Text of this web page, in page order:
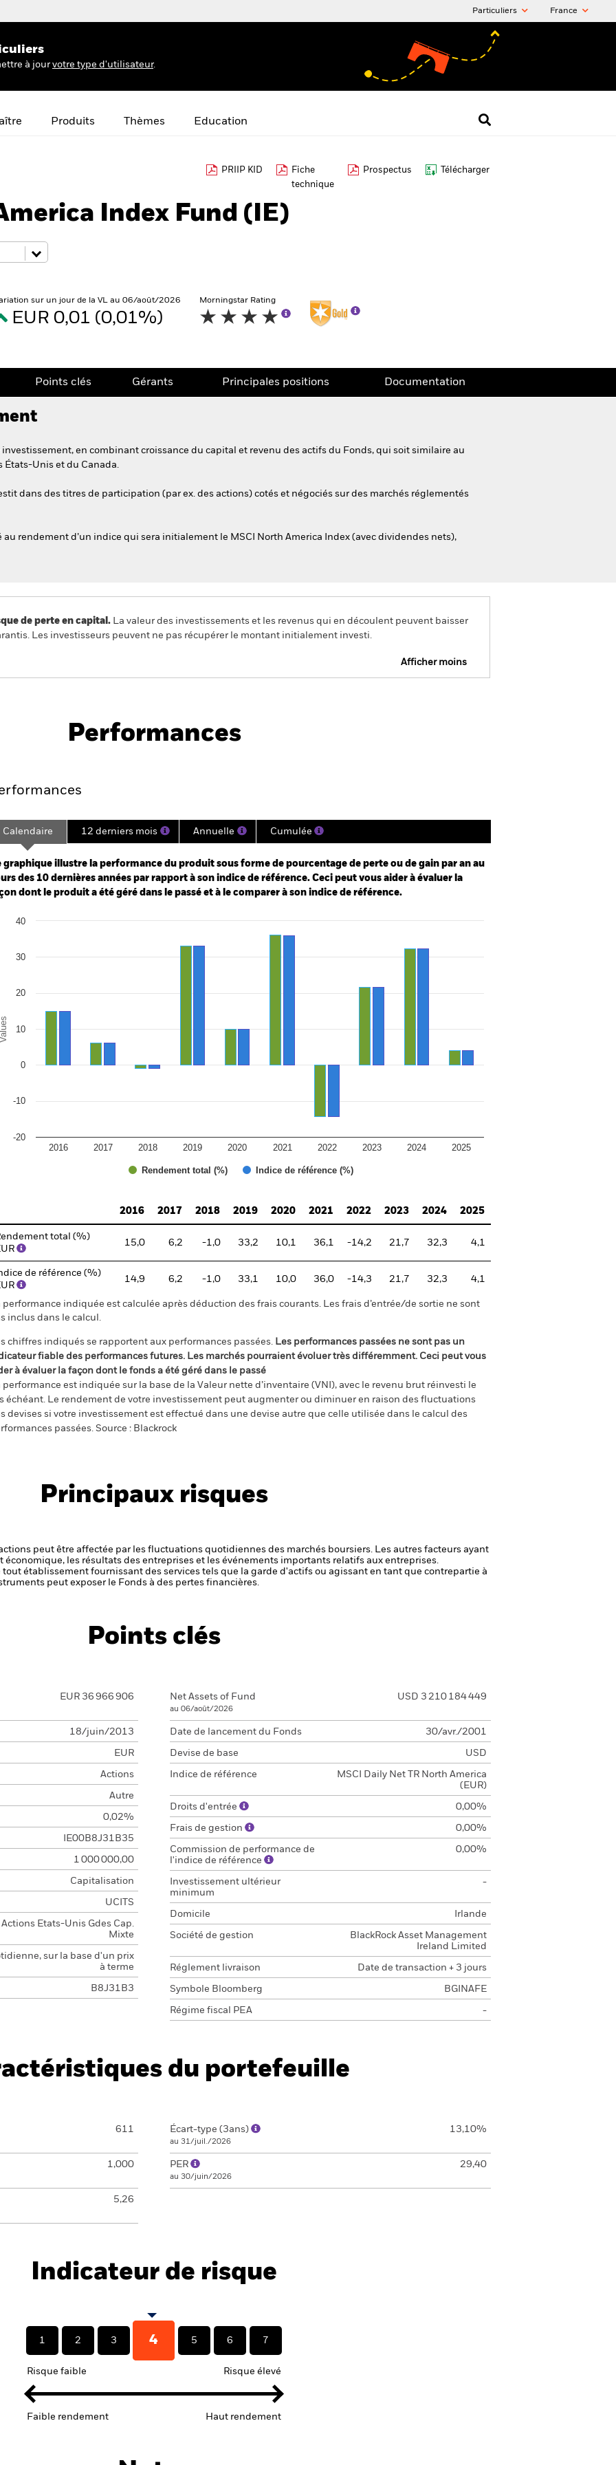
Particuliers France
à jour votre type d'utilisateur.
Produits Thèmes Education
PRIIP KID
Fiche
technique
Prospectus Télécharger
Index Fund (IE)
sur un jour de la VL au 06/août/2026
EUR 0,01 (0,01%)
Morningstar Rating
Points clés Gérants Principales positions Documentation
en combinant croissance du capital et revenu des actifs du Fonds, qui soit similaire au
États-Unis et du Canada.
dans des titres de participation (par ex. des actions) cotés et négociés sur des marchés réglementés
rendement d’un indice qui sera initialement le MSCI North America Index (avec dividendes nets),
de perte en capital. La valeur des investissements et les revenus qui en découlent peuvent baisser
Les investisseurs peuvent ne pas récupérer le montant initialement investi.
Afficher moins
Performances
2013-04-01 00:00:00 to 2026-07-31 00:00:00.
0 to 600.
Calendaire 12 derniers mois Annuelle Cumulée
graphique illustre la performance du produit sous forme de pourcentage de perte ou de gain par an au
des 10 dernières années par rapport à son indice de référence. Ceci peut vous aider à évaluer la
dont le produit a été géré dans le passé et à le comparer à son indice de référence.
chart with 2 data series.
chart has 1 Y axis displaying Values. Range: -20 to 40.
Values
Rendement total (%) Indice de référence (%)
2016 2017 2018 2019 2020 2021 2022 2023 2024 2025
-20
-10
0
10
20
30
40
2016
2017 2018 2019 2020 2021 2022 2023 2024 2025
total (%)
15,0 6,2 -1,0 33,2 10,1 36,1 -14,2 21,7 32,3 4,1
de référence (%)
14,9 6,2 -1,0 33,1 10,0 36,0 -14,3 21,7 32,3 4,1
performance indiquée est calculée après déduction des frais courants. Les frais d’entrée/de sortie ne sont
inclus dans le calcul.
chiffres indiqués se rapportent aux performances passées. Les performances passées ne sont pas un
fiable des performances futures. Les marchés pourraient évoluer très différemment. Ceci peut vous
à évaluer la façon dont le fonds a été géré dans le passé
performance est indiquée sur la base de la Valeur nette d’inventaire (VNI), avec le revenu brut réinvesti le
échéant. Le rendement de votre investissement peut augmenter ou diminuer en raison des fluctuations
devises si votre investissement est effectué dans une devise autre que celle utilisée dans le calcul des
passées. Source : Blackrock
Principaux risques
peut être affectée par les fluctuations quotidiennes des marchés boursiers. Les autres facteurs ayant
les résultats des entreprises et les événements importants relatifs aux entreprises.
établissement fournissant des services tels que la garde d'actifs ou agissant en tant que contrepartie à
peut exposer le Fonds à des pertes financières.
Points clés
EUR 36 966 906
18/juin/2013
EUR
Actions
Autre
0,02%
IE00B8J31B35
1 000 000,00
Capitalisation
UCITS
Actions Etats-Unis Gdes Cap.
Mixte
sur la base d'un prix
à terme
B8J31B3
Net Assets of Fund
au 06/août/2026
USD 3 210 184 449
Date de lancement du Fonds 30/avr./2001
Devise de base USD
Indice de référence
MSCI Daily Net TR North America
(EUR)
Droits d'entrée 0,00%
Frais de gestion 0,00%
Commission de performance de
l'indice de référence
0,00%
Investissement ultérieur
minimum
-
Domicile Irlande
Société de gestion
BlackRock Asset Management
Ireland Limited
Réglement livraison Date de transaction + 3 jours
Symbole Bloomberg BGINAFE
Régime fiscal PEA -
du portefeuille
611
1,000
5,26
Écart-type (3ans)
au 31/juil./2026
13,10%
PER
au 30/juin/2026
29,40
Indicateur de risque
1 2 3 4 5 6 7
Risque faible Risque élevé
Faible rendement Haut rendement